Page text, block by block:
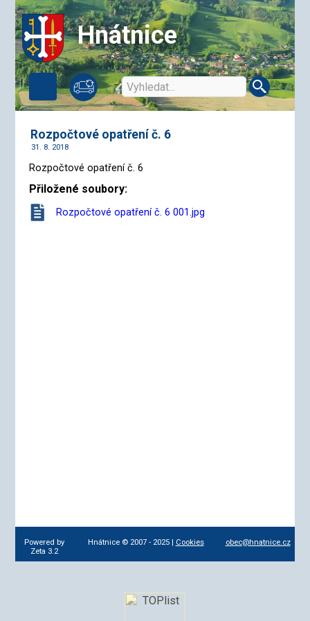
Hnátnice
Rozpočtové opatření č. 6
31. 8. 2018
Rozpočtové opatření č. 6
Přiložené soubory:
Rozpočtové opatření č. 6 001.jpg
Powered by
Zeta 3.2
Hnátnice © 2007 - 2025 | Cookies obec@hnatnice.cz